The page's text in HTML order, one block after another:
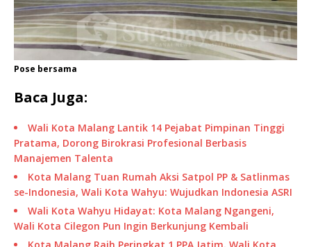
Pose bersama
Baca Juga:
Wali Kota Malang Lantik 14 Pejabat Pimpinan Tinggi
Pratama, Dorong Birokrasi Profesional Berbasis
Manajemen Talenta
Kota Malang Tuan Rumah Aksi Satpol PP & Satlinmas
se-Indonesia, Wali Kota Wahyu: Wujudkan Indonesia ASRI
Wali Kota Wahyu Hidayat: Kota Malang Ngangeni,
Wali Kota Cilegon Pun Ingin Berkunjung Kembali